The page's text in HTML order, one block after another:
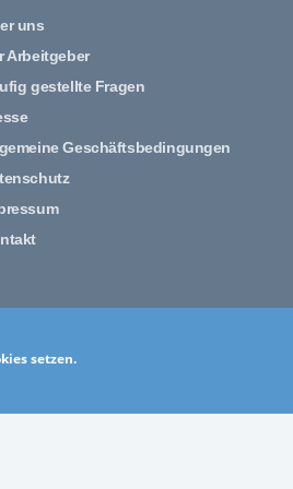
uns
Arbeitgeber
gestellte Fragen
Geschäftsbedingungen
Media GmbH
setzen.